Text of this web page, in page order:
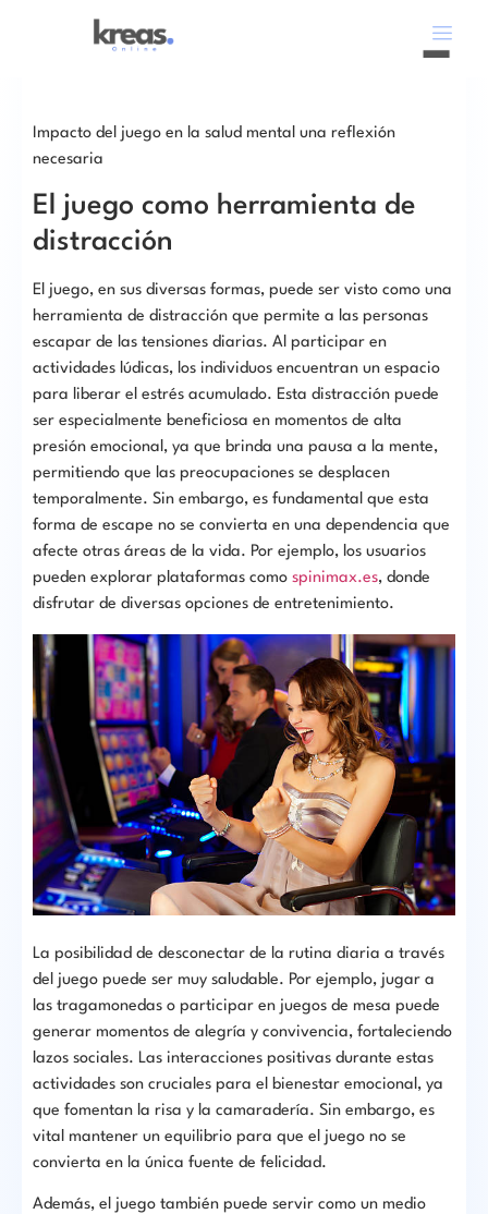
Impacto del juego en la salud mental una reflexión
necesaria
El juego como herramienta de
distracción
El juego, en sus diversas formas, puede ser visto como una
herramienta de distracción que permite a las personas
escapar de las tensiones diarias. Al participar en
actividades lúdicas, los individuos encuentran un espacio
para liberar el estrés acumulado. Esta distracción puede
ser especialmente beneficiosa en momentos de alta
presión emocional, ya que brinda una pausa a la mente,
permitiendo que las preocupaciones se desplacen
temporalmente. Sin embargo, es fundamental que esta
forma de escape no se convierta en una dependencia que
afecte otras áreas de la vida. Por ejemplo, los usuarios
pueden explorar plataformas como spinimax.es, donde
disfrutar de diversas opciones de entretenimiento.
La posibilidad de desconectar de la rutina diaria a través
del juego puede ser muy saludable. Por ejemplo, jugar a
las tragamonedas o participar en juegos de mesa puede
generar momentos de alegría y convivencia, fortaleciendo
lazos sociales. Las interacciones positivas durante estas
actividades son cruciales para el bienestar emocional, ya
que fomentan la risa y la camaradería. Sin embargo, es
vital mantener un equilibrio para que el juego no se
convierta en la única fuente de felicidad.
Además, el juego también puede servir como un medio